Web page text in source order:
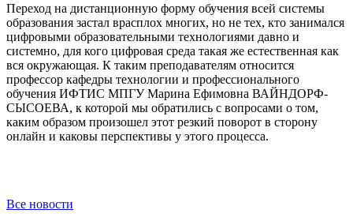
Переход на дистанционную форму обучения всей системы
образования застал врасплох многих, но не тех, кто занимался
цифровыми образовательными технологиями давно и
системно, для кого цифровая среда такая же естественная как
вся окружающая. К таким преподавателям относится
профессор кафедры технологии и профессионального
обучения ИФТИС МПГУ Марина Ефимовна ВАЙНДОРФ-
СЫСОЕВА, к которой мы обратились с вопросами о том,
каким образом произошел этот резкий поворот в сторону
онлайн и каковы перспективы у этого процесса.
Все новости